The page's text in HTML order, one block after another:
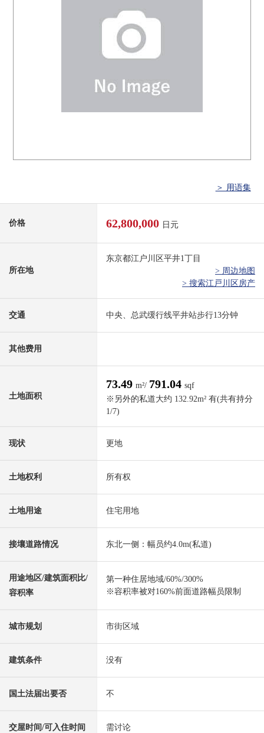
＞ 用语集
价格 62,800,000 日元
所在地
东京都江户川区平井1丁目
> 周边地图
> 搜索江戸川区房产
交通 中央、总武缓行线平井站步行13分钟
其他费用
土地面积
73.49 m²/ 791.04 sqf
※另外的私道大约 132.92m² 有(共有持分
1/7)
现状 更地
土地权利 所有权
土地用途 住宅用地
接壤道路情况 东北一侧：幅员约4.0m(私道)
用途地区/建筑面积比/
容积率
第一种住居地域/60%/300%
※容积率被对160%前面道路幅员限制
城市规划 市街区域
建筑条件 没有
国土法届出要否 不
交屋时间/可入住时间 需讨论